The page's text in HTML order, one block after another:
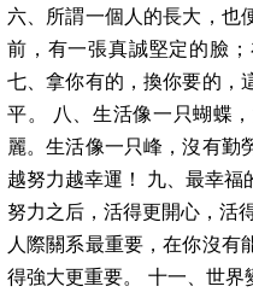
六、所謂一個人的長大，也
前，有一張真誠堅定的臉
七、拿你有的，換你要的，
平。 八、生活像一只蝴蝶
麗。生活像一只峰，沒有勤
越努力越幸運！ 九、最幸福
努力之后，活得更開心，活
人際關系最重要，在你沒有
得強大更重要。 十一、世界